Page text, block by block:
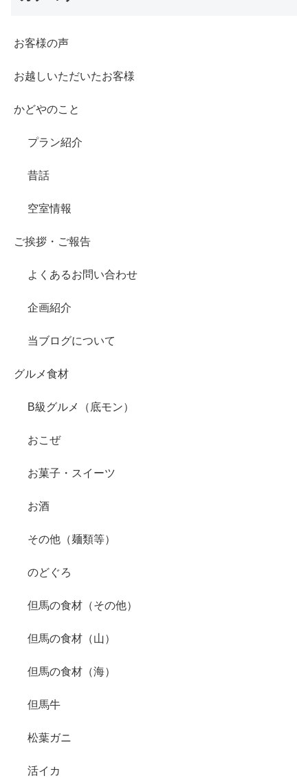
お客様の声
お越しいただいたお客様
かどやのこと
プラン紹介
昔話
空室情報
ご挨拶・ご報告
よくあるお問い合わせ
企画紹介
当ブログについて
グルメ食材
B級グルメ（底モン）
おこぜ
お菓子・スイーツ
お酒
その他（麺類等）
のどぐろ
但馬の食材（その他）
但馬の食材（山）
但馬の食材（海）
但馬牛
松葉ガニ
活イカ